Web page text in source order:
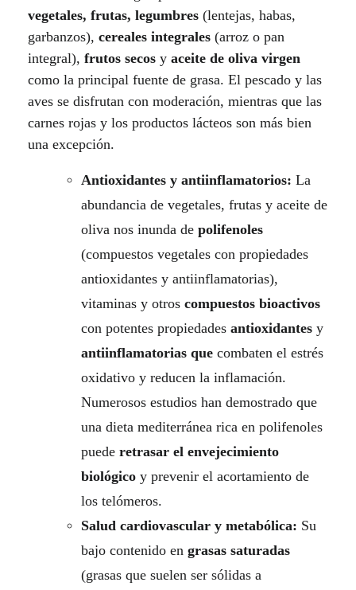
i
a
c
i
e
vegetales, frutas, legumbres (lentejas, habas,
garbanzos), cereales integrales (arroz o pan
integral), frutos secos y aceite de oliva virgen
como la principal fuente de grasa. El pescado y las
aves se disfrutan con moderación, mientras que las
carnes rojas y los productos lácteos son más bien
una excepción.
Antioxidantes y antiinflamatorios: La
abundancia de vegetales, frutas y aceite de
oliva nos inunda depolifenoles
(compuestos vegetales con propiedades
antioxidantes y antiinflamatorias),
vitaminas y otroscompuestos bioactivos
con potentes propiedadesantioxidantes y
antiinflamatoriasque combaten el estrés
oxidativo y reducen la inflamación.
Numerosos estudios han demostrado que
una dieta mediterránea rica en polifenoles
puederetrasar el envejecimiento
biológico y prevenir el acortamiento de
los telómeros.
Salud cardiovascular y metabólica: Su
bajo contenido engrasas saturadas
(grasas que suelen ser sólidas a